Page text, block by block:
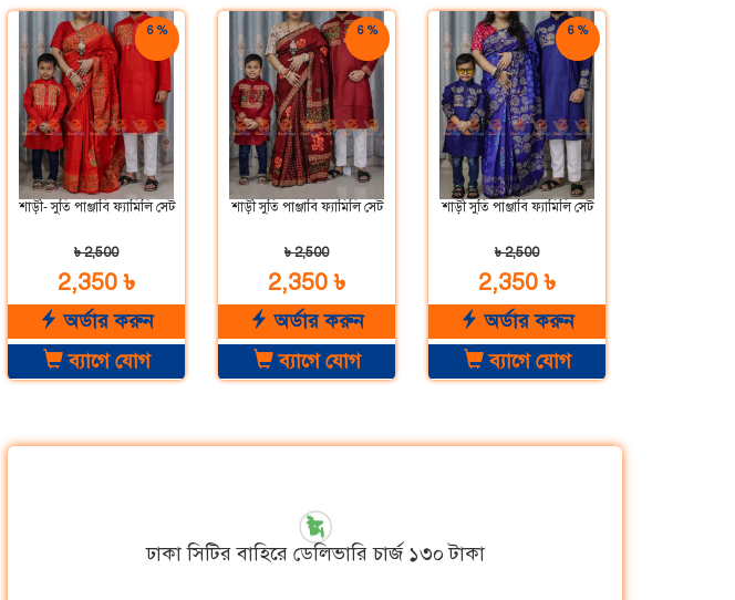
6 %
শাড়ী- সুতি পাঞ্জাবি ফ্যামিলি সেট
৳ 2,500
2,350 ৳
অর্ডার করুন
ব্যাগে যোগ
6 %
শাড়ী সুতি পাঞ্জাবি ফ্যামিলি সেট
৳ 2,500
2,350 ৳
অর্ডার করুন
ব্যাগে যোগ
6 %
শাড়ী সুতি পাঞ্জাবি ফ্যামিলি সেট
৳ 2,500
2,350 ৳
অর্ডার করুন
ব্যাগে যোগ
ঢাকা সিটির বাহিরে ডেলিভারি চার্জ ১৩০ টাকা